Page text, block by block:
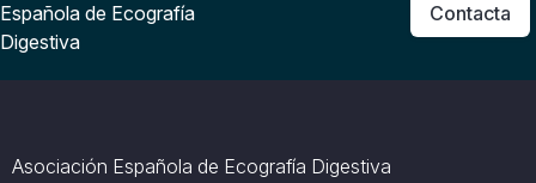
Española de Ecografía
Digestiva
Contacta
Asociación Española de Ecografía Digestiva